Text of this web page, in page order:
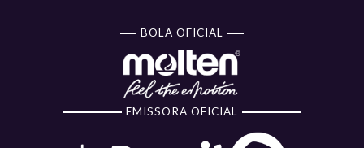
BOLA OFICIAL
EMISSORA OFICIAL